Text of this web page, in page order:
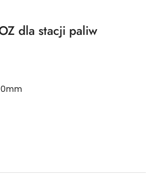
dla stacji paliw